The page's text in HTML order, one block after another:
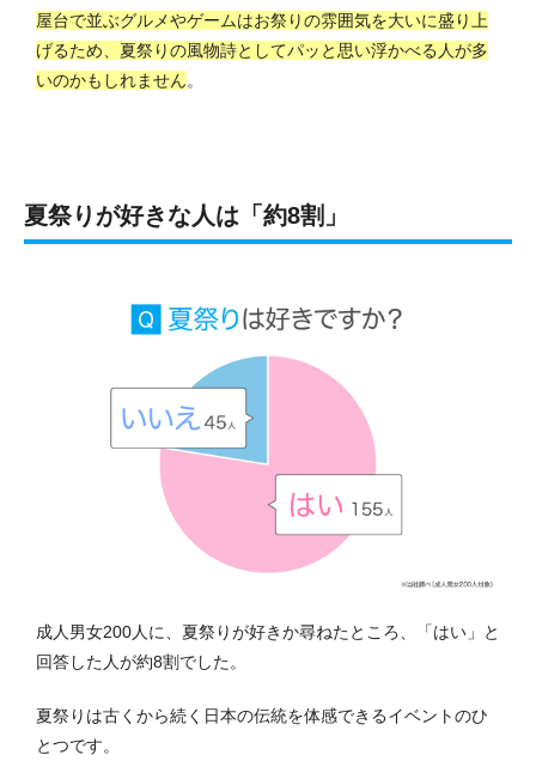
屋台で並ぶグルメやゲームはお祭りの雰囲気を大いに盛り上
げるため、夏祭りの風物詩としてパッと思い浮かべる人が多
いのかもしれません。
夏祭りが好きな人は「約8割」
成人男女200人に、夏祭りが好きか尋ねたところ、「はい」と
回答した人が約8割でした。
夏祭りは古くから続く日本の伝統を体感できるイベントのひ
とつです。